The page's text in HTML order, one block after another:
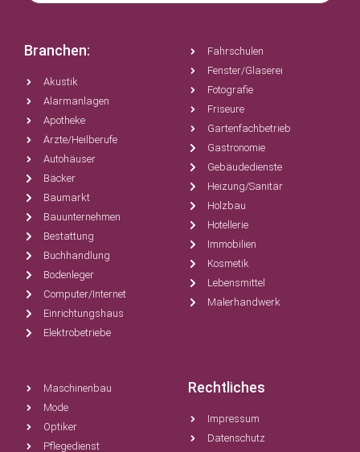
Branchen:
Akustik
Alarmanlagen
Apotheke
Ärzte/Heilberufe
Autohäuser
Bäcker
Baumarkt
Bauunternehmen
Bestattung
Buchhandlung
Bodenleger
Computer/Internet
Einrichtungshaus
Elektrobetriebe
Fahrschulen
Fenster/Glaserei
Fotografie
Friseure
Gartenfachbetrieb
Gastronomie
Gebäudedienste
Heizung/Sanitär
Holzbau
Hotellerie
Immobilien
Kosmetik
Lebensmittel
Malerhandwerk
Maschinenbau
Mode
Optiker
Pflegedienst
Rechtliches
Impressum
Datenschutz